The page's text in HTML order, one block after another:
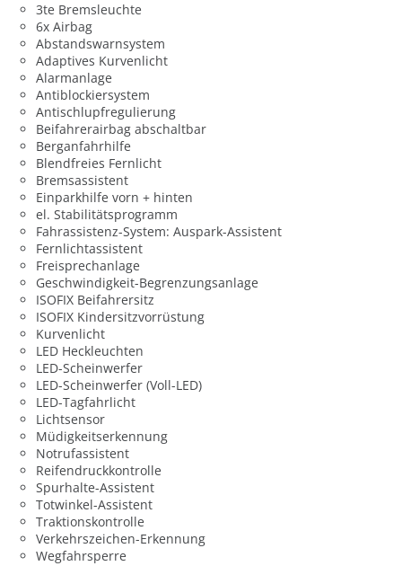
3te Bremsleuchte
6x Airbag
Abstandswarnsystem
Adaptives Kurvenlicht
Alarmanlage
Antiblockiersystem
Antischlupfregulierung
Beifahrerairbag abschaltbar
Berganfahrhilfe
Blendfreies Fernlicht
Bremsassistent
Einparkhilfe vorn + hinten
el. Stabilitätsprogramm
Fahrassistenz-System: Auspark-Assistent
Fernlichtassistent
Freisprechanlage
Geschwindigkeit-Begrenzungsanlage
ISOFIX Beifahrersitz
ISOFIX Kindersitzvorrüstung
Kurvenlicht
LED Heckleuchten
LED-Scheinwerfer
LED-Scheinwerfer (Voll-LED)
LED-Tagfahrlicht
Lichtsensor
Müdigkeitserkennung
Notrufassistent
Reifendruckkontrolle
Spurhalte-Assistent
Totwinkel-Assistent
Traktionskontrolle
Verkehrszeichen-Erkennung
Wegfahrsperre